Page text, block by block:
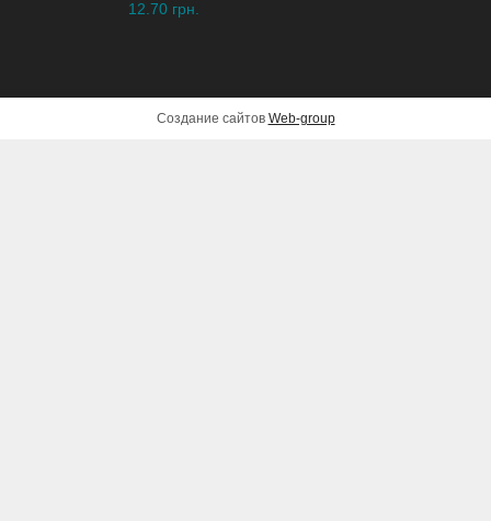
12.70 грн.
Создание сайтов Web-group